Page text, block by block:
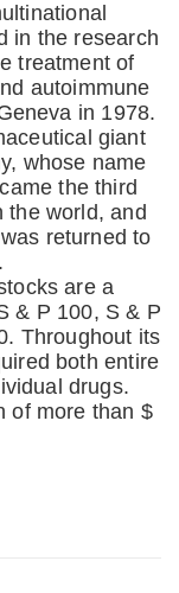
in the research
treatment of
autoimmune
in 1978.
giant
whose name
the third
the world, and
returned to
are a
& P 100, S & P
Throughout its
both entire
drugs.
of more than $